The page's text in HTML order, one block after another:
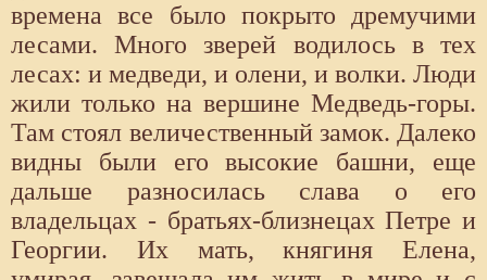
времена все было покрыто дремучими
лесами. Много зверей водилось в тех
лесах: и медведи, и олени, и волки. Люди
жили только на вершине Медведь-горы.
Там стоял величественный замок. Далеко
видны были его высокие башни, еще
дальше разносилась слава о его
владельцах - братьях-близнецах Петре и
Георгии. Их мать, княгиня Елена,